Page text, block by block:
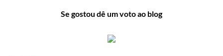
Se gostou dê um voto ao blog